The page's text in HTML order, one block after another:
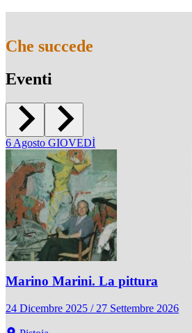
Che succede
Eventi
6 Agosto GIOVEDÌ
Marino Marini. La pittura
24 Dicembre 2025 / 27 Settembre 2026